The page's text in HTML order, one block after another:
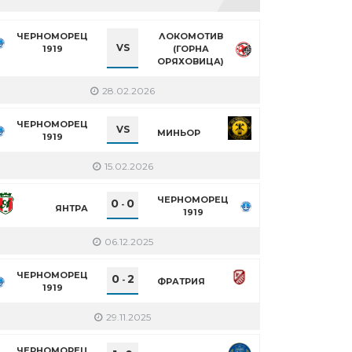
ЧЕРНОМОРЕЦ
1919
VS
ЛОКОМОТИВ
(ГОРНА
ОРЯХОВИЦА)
28.02.2026
ЧЕРНОМОРЕЦ
1919
VS МИНЬОР
15.02.2026
ЯНТРА 0 - 0
ЧЕРНОМОРЕЦ
1919
06.12.2025
ЧЕРНОМОРЕЦ
1919
0- 2 ФРАТРИЯ
29.11.2025